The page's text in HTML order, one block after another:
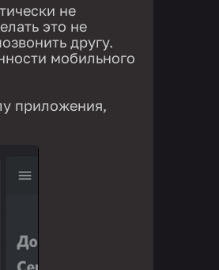
не
это не
другу.
мобильного
приложения,